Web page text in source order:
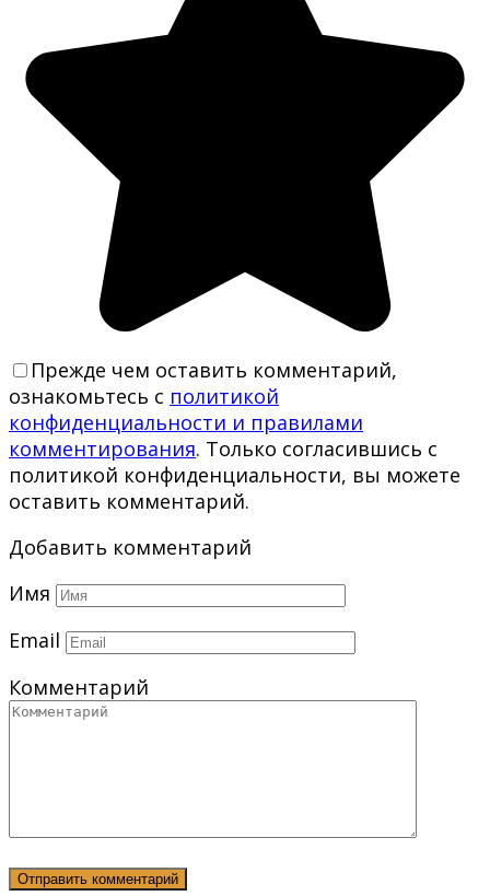
Прежде чем оставить комментарий,
ознакомьтесь с политикой
конфиденциальности и правилами
комментирования. Только согласившись с
политикой конфиденциальности, вы можете
оставить комментарий.
Добавить комментарий
Имя
Email
Комментарий